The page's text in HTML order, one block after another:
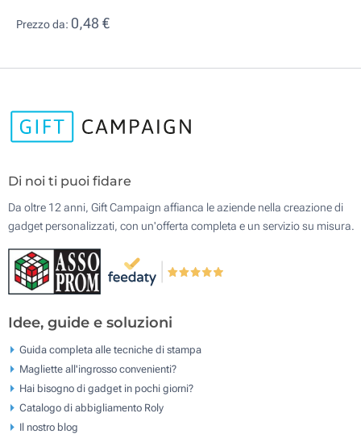
Prezzo da: 0,48 €
Di noi ti puoi fidare
Da oltre 12 anni, Gift Campaign affianca le aziende nella creazione di
gadget personalizzati, con un'offerta completa e un servizio su misura.
Idee, guide e soluzioni
Guida completa alle tecniche di stampa
Magliette all'ingrosso convenienti?
Hai bisogno di gadget in pochi giorni?
Catalogo di abbigliamento Roly
Il nostro blog